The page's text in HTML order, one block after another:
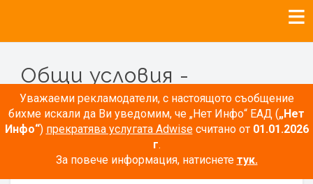
Уважаеми рекламодатели, с настоящото съобщение
бихме искали да Ви уведомим, че „Нет Инфо“ ЕАД („Нет
Инфо“) прекратява услугата Adwiseсчитано от 01.01.2026
г.
За повече информация, натиснете тук.
Общи условия -
Рекламодатели
ОБЩИ УСЛОВИЯ